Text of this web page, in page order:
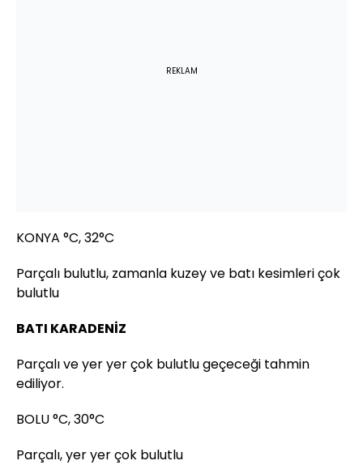
REKLAM
KONYA °C, 32°C
Parçalı bulutlu, zamanla kuzey ve batı kesimleri çok
bulutlu
BATI KARADENİZ
Parçalı ve yer yer çok bulutlu geçeceği tahmin
ediliyor.
BOLU °C, 30°C
Parçalı, yer yer çok bulutlu